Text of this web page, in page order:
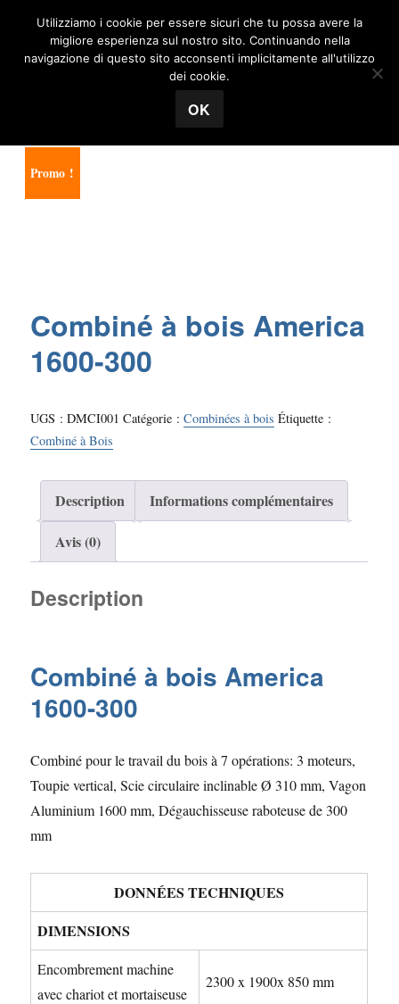
Tecnosuisse
MENU
/Combinées à bois
Promo !
Combiné à bois America
1600-300
UGS :DMCI001 Catégorie :Combinées à bois Étiquette :
Combiné à Bois
Description
Informations complémentaires
Avis (0)
Description
Combiné à bois America
1600-300
Combiné pour le travail du bois à 7 opérations: 3 moteurs,
Toupie vertical, Scie circulaire inclinable Ø 310 mm, Vagon
Aluminium 1600 mm, Dégauchisseuse raboteuse de 300
mm
DONNÉES TECHNIQUES
DIMENSIONS
Encombrement machine
avec chariot et mortaiseuse
2300 x 1900x 850 mm
Utilizziamo i cookie per essere sicuri che tu possa avere la
migliore esperienza sul nostro sito. Continuando nella
navigazione di questo sito acconsenti implicitamente all'utilizzo
dei cookie.
OK